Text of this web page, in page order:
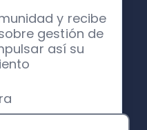
y recibe
gestión de
así su